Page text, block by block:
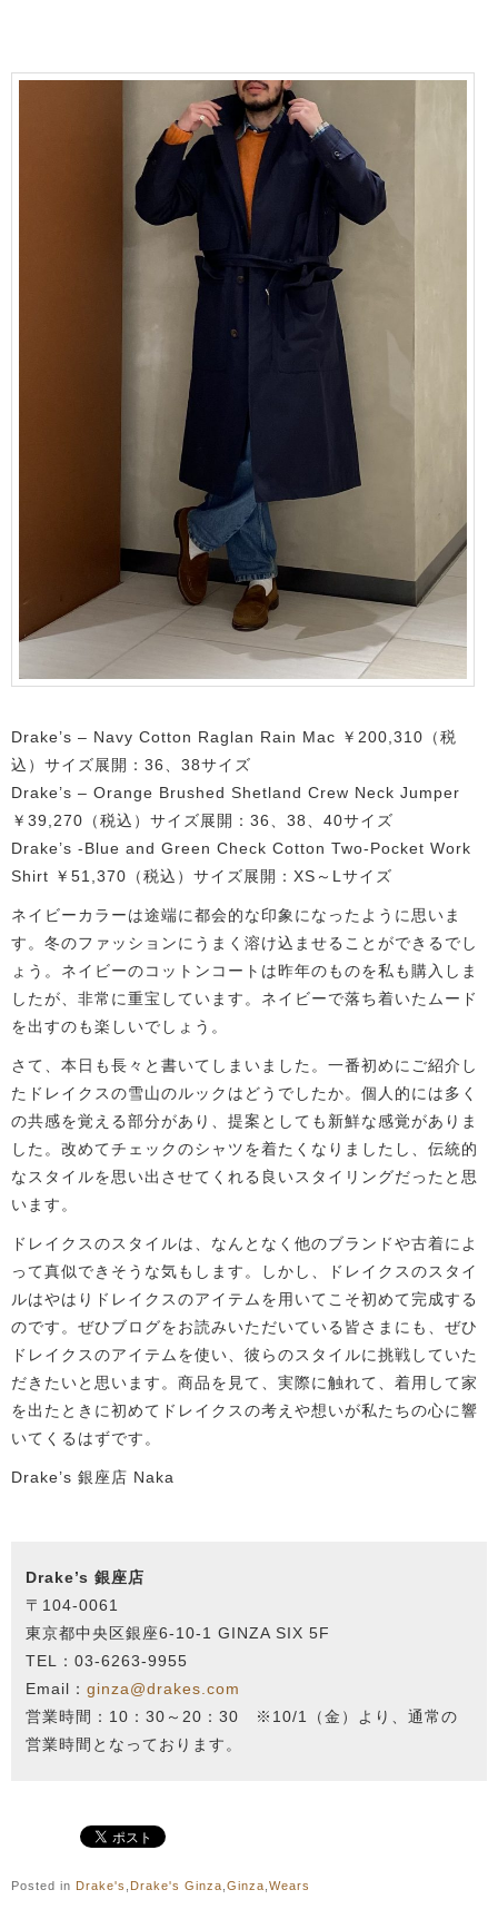
Drake’s – Navy Cotton Raglan Rain Mac ￥200,310（税
込）サイズ展開：36、38サイズ
Drake’s – Orange Brushed Shetland Crew Neck Jumper
￥39,270（税込）サイズ展開：36、38、40サイズ
Drake’s -Blue and Green Check Cotton Two-Pocket Work
Shirt ￥51,370（税込）サイズ展開：XS～Lサイズ
ネイビーカラーは途端に都会的な印象になったように思いま
す。冬のファッションにうまく溶け込ませることができるでし
ょう。ネイビーのコットンコートは昨年のものを私も購入しま
したが、非常に重宝しています。ネイビーで落ち着いたムード
を出すのも楽しいでしょう。
さて、本日も長々と書いてしまいました。一番初めにご紹介し
たドレイクスの雪山のルックはどうでしたか。個人的には多く
の共感を覚える部分があり、提案としても新鮮な感覚がありま
した。改めてチェックのシャツを着たくなりましたし、伝統的
なスタイルを思い出させてくれる良いスタイリングだったと思
います。
ドレイクスのスタイルは、なんとなく他のブランドや古着によ
って真似できそうな気もします。しかし、ドレイクスのスタイ
ルはやはりドレイクスのアイテムを用いてこそ初めて完成する
のです。ぜひブログをお読みいただいている皆さまにも、ぜひ
ドレイクスのアイテムを使い、彼らのスタイルに挑戦していた
だきたいと思います。 商品を見て、実際に触れて、着用して家
を出たときに初めてドレイクスの考えや想いが私たちの心に響
いてくるはずです。
Drake’s 銀座店 Naka
Drake’s 銀座店
〒104-0061
東京都中央区銀座6-10-1 GINZA SIX 5F
TEL：03-6263-9955
Email： ginza@drakes.com
営業時間：10：30～20：30 ※10/1（金）より、通常の
営業時間となっております。
Posted in Drake's Drake's Ginza Ginza Wears